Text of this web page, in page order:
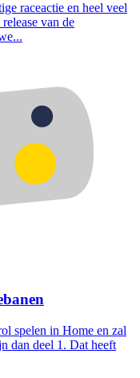
raceactie en heel veel
van de
spelen in Home en zal
dan deel 1. Dat heeft